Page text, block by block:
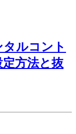
ルコント
方法と抜